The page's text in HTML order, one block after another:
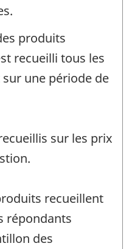
produits
recueilli tous les
une période de
sur les prix
recueillent
répondants
des